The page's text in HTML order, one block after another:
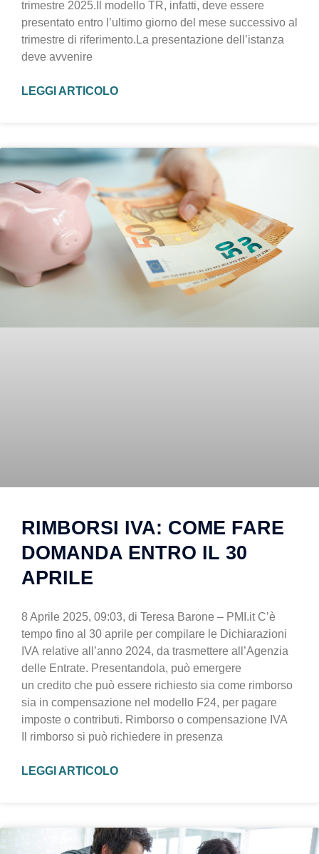
trimestre 2025.Il modello TR, infatti, deve essere
presentato entro l’ultimo giorno del mese successivo al
trimestre di riferimento.La presentazione dell’istanza
deve avvenire
LEGGI ARTICOLO
RIMBORSI IVA: COME FARE
DOMANDA ENTRO IL 30
APRILE
8 Aprile 2025, 09:03, di Teresa Barone – PMI.it C’è
tempo fino al 30 aprile per compilare le Dichiarazioni
IVA relative all’anno 2024, da trasmettere all’Agenzia
delle Entrate. Presentandola, può emergere
un credito che può essere richiesto sia come rimborso
sia in compensazione nel modello F24, per pagare
imposte o contributi. Rimborso o compensazione IVA
Il rimborso si può richiedere in presenza
LEGGI ARTICOLO